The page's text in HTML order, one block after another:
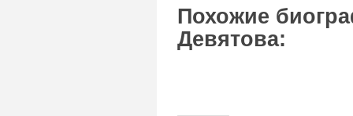
Похожие
Девятова: